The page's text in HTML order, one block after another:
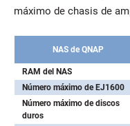
máximo de chasis de
NAS de QNAP
RAM del NAS
Número máximo de EJ1600
Número máximo de discos
duros